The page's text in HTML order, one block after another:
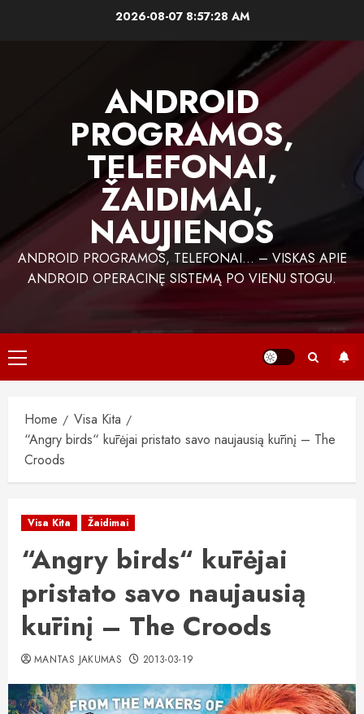
2026-08-07 8:57:29 AM
ANDROID
PROGRAMOS,
TELEFONAI,
ŽAIDIMAI,
NAUJIENOS
ANDROID PROGRAMOS, TELEFONAI… – VISKAS APIE
ANDROID OPERACINĘ SISTEMĄ PO VIENU STOGU.
Primary
Menu
Home
Visa Kita
“Angry birds“ kūrėjai pristato savo naujausią kūrinį – The
Croods
Visa Kita Žaidimai
“Angry birds“ kūrėjai
pristato savo naujausią
kūrinį – The Croods
MANTAS JAKUMAS 2013-03-19